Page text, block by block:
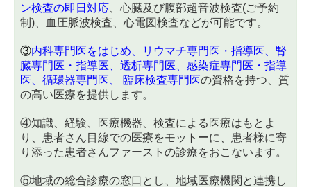
ン検査の即日対応 、心臓及び腹部超音波検査(ご予約
制)、血圧脈波検査、心電図検査などが可能です。
③内科専門医をはじめ、リウマチ専門医・指導医、腎
臓専門医・指導医、透析専門医、感染症専門医・指導
医、循環器専門医、 臨床検査専門医の資格を持つ、質
の高い医療を提供します。
④知識、経験、医療機器、検査による医療はもとよ
り、患者さん目線での医療をモットーに、患者様に寄
り添った患者さんファーストの診療をおこないます。
⑤地域の総合診療の窓口とし、地域医療機関と連携し